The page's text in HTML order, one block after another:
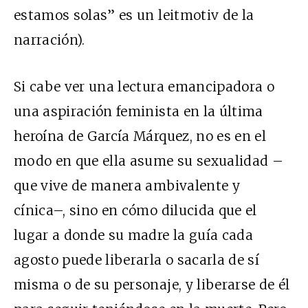
estamos solas” es un leitmotiv de la
narración).
Si cabe ver una lectura emancipadora o
una aspiración feminista en la última
heroína de García Márquez, no es en el
modo en que ella asume su sexualidad –
que vive de manera ambivalente y
cínica–, sino en cómo dilucida que el
lugar a donde su madre la guía cada
agosto puede liberarla o sacarla de sí
misma o de su personaje, y liberarse de él